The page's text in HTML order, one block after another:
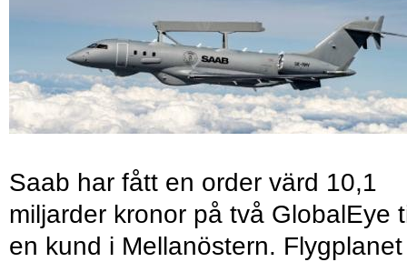
Saab har fått en order värd 10,1
miljarder kronor på två GlobalEye
en kund i Mellanöstern.